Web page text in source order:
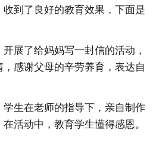
到了良好的教育效果，下面是
了给妈妈写一封信的活动，
感谢父母的辛劳养育，表达自
生在老师的指导下，亲自制作
活动中，教育学生懂得感恩。